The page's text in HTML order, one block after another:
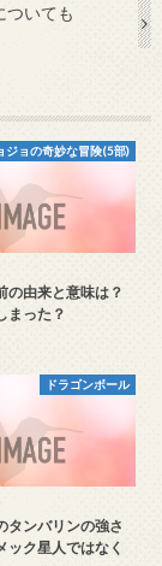
ついても
ジョの奇妙な冒険(5部)
の由来と意味は？
まった？
ドラゴンボール
タンバリンの強さ
ック星人ではなく